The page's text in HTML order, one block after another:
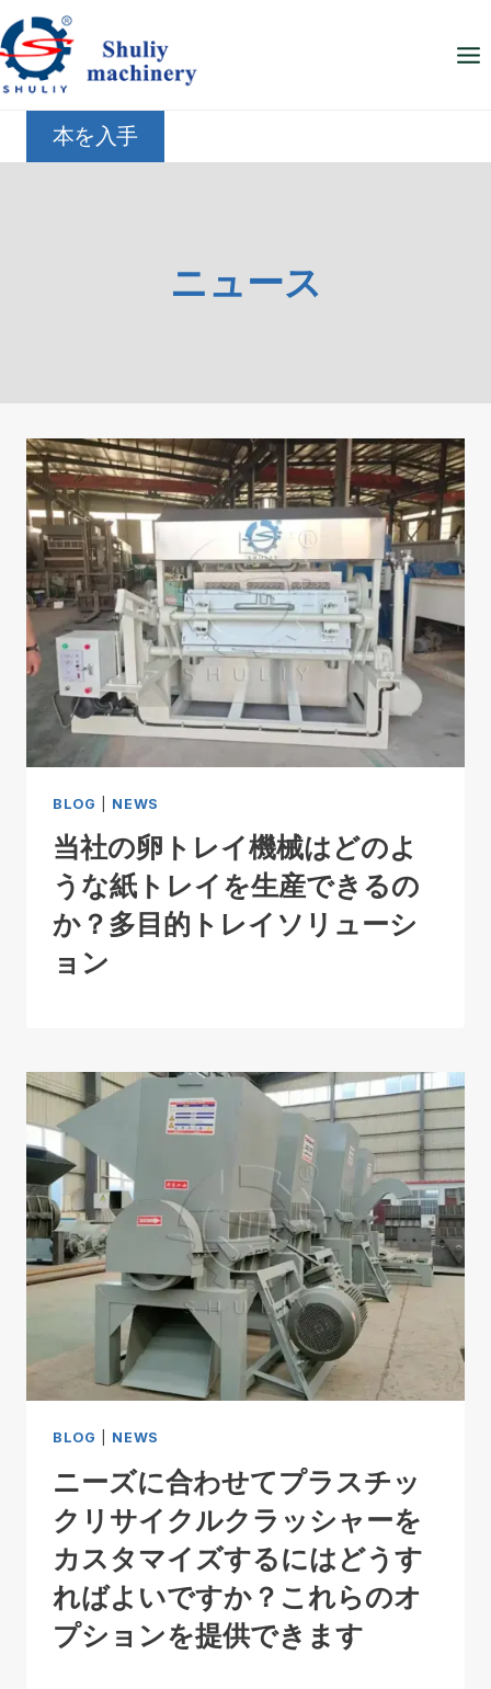
容
を
ッ
本を入手
ニュース
BLOG NEWS
当社の卵トレイ機械はどのよ
うな紙トレイを生産できるの
か？多目的トレイソリューシ
ョン
BLOG NEWS
ニーズに合わせてプラスチッ
クリサイクルクラッシャーを
カスタマイズするにはどうす
ればよいですか？これらのオ
プションを提供できます